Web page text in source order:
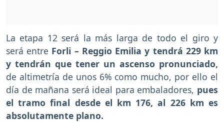
La etapa 12 será la más larga de todo el giro y
será entre Forli – Reggio Emilia y tendrá 229 km
y tendrán que tener un ascenso pronunciado,
de altimetría de unos 6% como mucho, por ello el
día de mañana será ideal para embaladores, pues
el tramo final desde el km 176, al 226 km es
absolutamente plano.